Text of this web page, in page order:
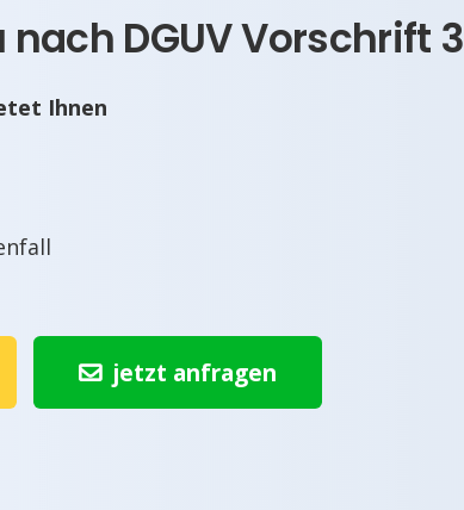
nach DGUV Vorschrift 3
Ihnen
jetzt anfragen